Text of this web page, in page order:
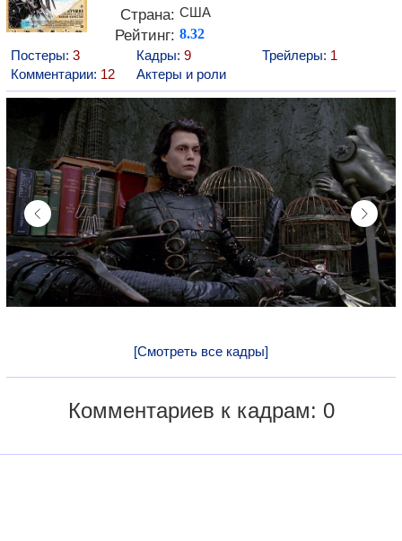
Страна: США
Рейтинг: 8.32
Постеры: 3 Кадры: 9 Трейлеры: 1
Комментарии: 12 Актеры и роли
[Смотреть все кадры]
Комментариев к кадрам: 0